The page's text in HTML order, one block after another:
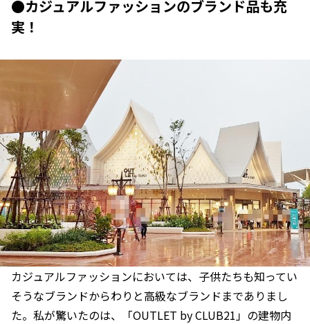
●カジュアルファッションのブランド品も充
実！
カジュアルファッションにおいては、子供たちも知ってい
そうなブランドからわりと高級なブランドまでありまし
た。私が驚いたのは、「OUTLET by CLUB21」の建物内